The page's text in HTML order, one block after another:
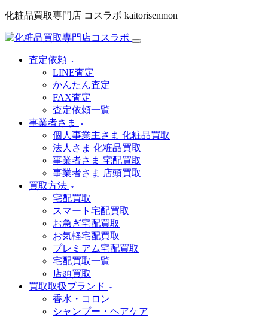
化粧品買取専門店 コスラボ kaitorisenmon
査定依頼
LINE査定
かんたん査定
FAX査定
査定依頼一覧
事業者さま
個人事業主さま 化粧品買取
法人さま 化粧品買取
事業者さま 宅配買取
事業者さま 店頭買取
買取方法
宅配買取
スマート宅配買取
お急ぎ宅配買取
お気軽宅配買取
プレミアム宅配買取
宅配買取一覧
店頭買取
買取取扱ブランド
香水・コロン
シャンプー・ヘアケア